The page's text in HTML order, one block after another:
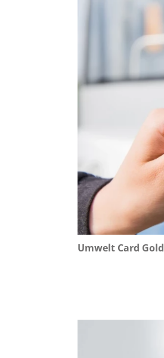
Umwelt Card Gold